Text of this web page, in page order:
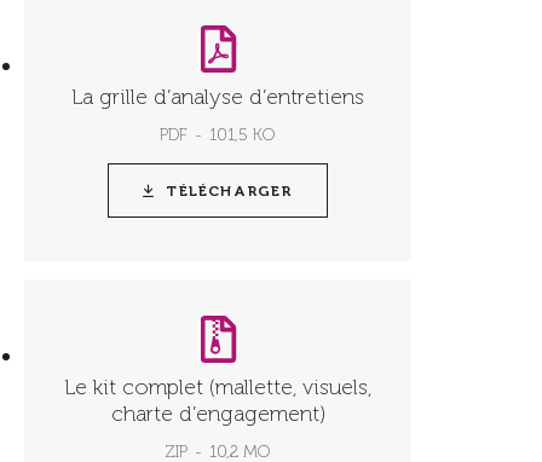
La grille d’analyse d’entretiens
PDF 101,5 KO
TÉLÉCHARGER
Le kit complet (mallette, visuels,
charte d’engagement)
ZIP 10,2 MO